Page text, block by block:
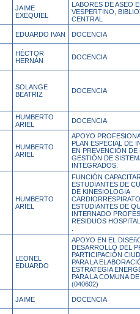
JAIME
EXEQUIEL
LABORES DE ASEO
VESPERTINO,
CENTRAL
EDUARDO IVAN DOCENCIA
HÉCTOR
HERNÁN
DOCENCIA
SOLANGE
BEATRIZ
DOCENCIA
HUMBERTO
ARIEL
DOCENCIA
HUMBERTO
ARIEL
APOYO
PLAN ESPECIAL DE
EN PREVENCIÓN DE
GESTIÓN DE
INTEGRADOS.
HUMBERTO
ARIEL
FUNCIÓN
ESTUDIANTES DE
DE KINESIOLOGIA
ESTUDIANTES DE
INTERNADO
RESIDUOS
LEONEL
EDUARDO
APOYO EN EL
DESARROLLO DEL
PARTICIPACIÓN
PARA LA
ESTRATEGIA
PARA LA COMUNA
(040602)
JAIME DOCENCIA